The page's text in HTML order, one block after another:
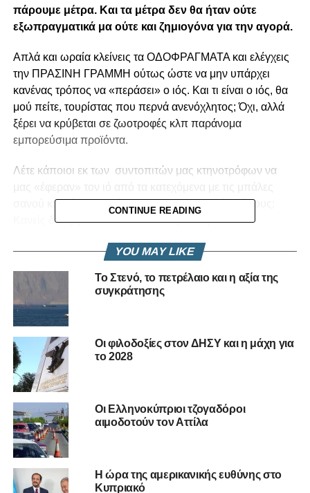
πάρουμε μέτρα. Και τα μέτρα δεν θα ήταν ούτε
εξωπραγματικά μα ούτε και ζημιογόνα για την αγορά.
Απλά και ωραία κλείνεις τα ΟΔΟΦΡΑΓΜΑΤΑ και ελέγχεις
την ΠΡΑΣΙΝΗ ΓΡΑΜΜΗ ούτως ώστε να μην υπάρχει
κανένας τρόπος να «περάσει» ο ιός. Και τι είναι ο ιός, θα
μού πείτε, τουρίστας που περνά ανενόχλητος; Όχι, αλλά
ξέρει να κρύβεται σε ζωοτροφές κλπ παράνομα
εμπορεύσιμα προϊόντα.
Λέτε κάποιοι εκ των συντοπιτών μας κτηνοτρόφων να
σανού και τώρα να λάβουν και την αποζημίωσή τους;
Κανείς δεν ξέρει. Και ποτέ δεν θα μάθουμε.
Μα κάνουμε εμείς τέτοια πράγματα; Απίστευτο. Οι
Πράσινης Γραμμής. Όπως ουδέποτε αφήνουν τα χρήματά
τους στα καζίνο των κατεχομένων… Εμείς έχουμε τσίπα.
Τσίπα τόσο βαριά όσο και του στραγγιστού γιαουρτιού.
Μα μεγαλύτερη τσίπα έχουν όλοι οι κυβερνώντες που
πέρασαν από το ΠΡΟΕΔΡΙΚΟ και δεν κατάφεραν ή δεν
θέλησαν να κλείσουν τα οδοφράγματα. Ακόμα και όταν
των Τουρκοκυπρίων εμείς δεν πήραμε μέτρα.
Ίσως τον θεωρήσαμε ΨΕΥΔΟΙΟ εκ ψευδοκράτους
ορμώμενο… Πληρώνετε τώρα κορόιδα… Έτσι για να
κάνουμε τα καλά παιδιά με τα ανοιχτά οδοφράγματα…
CONTINUE READING
YOU MAY LIKE
Το Στενό, το πετρέλαιο και η αξία της
συγκράτησης
Οι φιλοδοξίες στον ΔΗΣΥ και η μάχη για
το 2028
Οι Ελληνοκύπριοι τζογαδόροι
αιμοδοτούν τον Αττίλα
Η ώρα της αμερικανικής ευθύνης στο
Κυπριακό